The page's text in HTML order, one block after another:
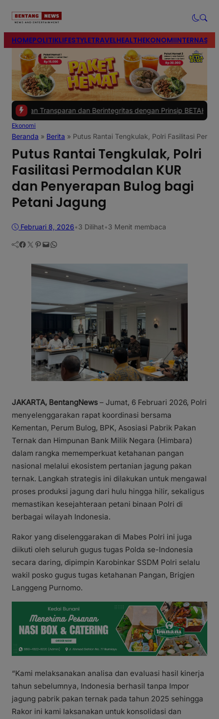
HOMEPOLITIKLIFESTYLETRAVELHEALTHEKONOMI
Transparan dan Berintegritas dengan Prinsip BETAH untuk
Ekonomi
Beranda » Berita » Putus Rantai Tengkulak, Polri Fasilitasi
Putus Rantai Tengkulak, Polri
Fasilitasi Permodalan KUR
dan Penyerapan Bulog bagi
Petani Jagung
Februari 8, 2026•3 Dilihat•3 Menit membaca
Facebook Twitter Pinterest Mail WhatsApp
JAKARTA, BentangNews – Jumat, 6 Februari 2026, Polri
menyelenggarakan rapat koordinasi bersama
Kementan, Perum Bulog, BPK, Asosiasi Pabrik Pakan
Ternak dan Himpunan Bank Milik Negara (Himbara)
dalam rangka mememperkuat ketahanan pangan
nasional melalui ekosistem pertanian jagung pakan
ternak. Langkah strategis ini dilakukan untuk mengawal
proses produksi jagung dari hulu hingga hilir, sekaligus
memastikan kesejahteraan petani binaan Polri di
berbagai wilayah Indonesia.
Rakor yang diselenggarakan di Mabes Polri ini juga
diikuti oleh seluruh gugus tugas Polda se-Indonesia
secara daring, dipimpin Karobinkar SSDM Polri selalu
wakil posko gugus tugas ketahanan Pangan, Brigjen
Langgeng Purnomo.
“Kami melaksanakan analisa dan evaluasi hasil kinerja
tahun sebelumnya, Indonesia berhasil tanpa Impor
jagung pabrik pakan ternak pada tahun 2025 sehingga
Rakor ini kami laksanakan untuk konsolidasi dan